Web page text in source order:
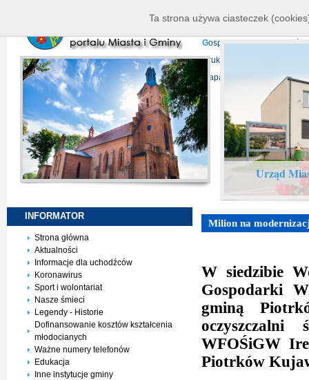
P
rojekty europejskie
Gospodarka
D ruki do pobrania
Mapa serwisu
Urząd
INFORMATOR
Strona główna
Aktualności
Informacje dla uchodźców
Koronawirus
Sport i wolontariat
Nasze śmieci
Legendy - Historie
Dofinansowanie kosztów kształcenia
młodocianych
Ważne numery telefonów
Edukacja
Inne instytucje gminy
Milion na
W siedzibie
Gospodarki
gminą
oczyszczalni
WFOŚiGW
Piotrków
Ta strona używa ciasteczek